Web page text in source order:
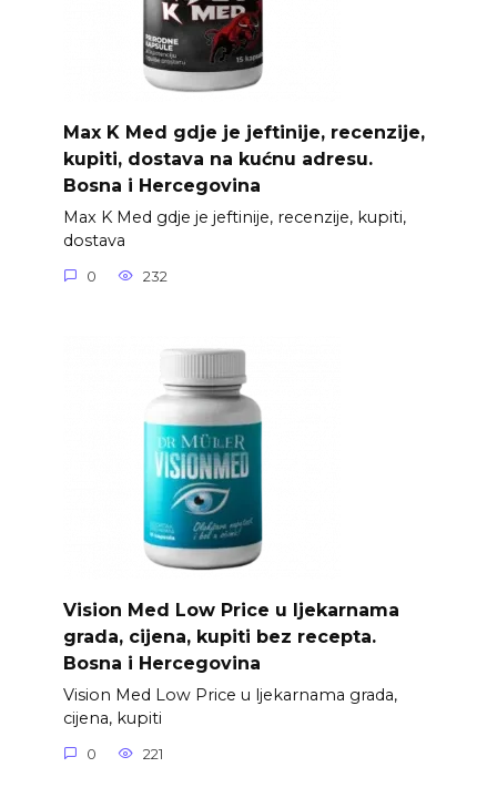
Max K Med gdje je jeftinije, recenzije,
kupiti, dostava na kućnu adresu.
Bosna i Hercegovina
Max K Med gdje je jeftinije, recenzije, kupiti,
dostava
0 232
Vision Med Low Price u ljekarnama
grada, cijena, kupiti bez recepta.
Bosna i Hercegovina
Vision Med Low Price u ljekarnama grada,
cijena, kupiti
0 221